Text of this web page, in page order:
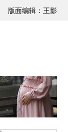
版面编辑：王影